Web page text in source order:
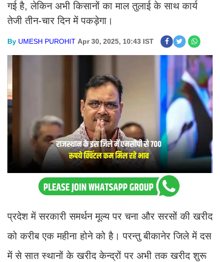
गई है, लेकिन अभी किसानों का माल तुलाई के साथ कार्य
तेजी तीन-चार दिन में पकड़ेगा।
By UMESH PUROHIT Apr 30, 2025, 10:43 IST
प्रदेश में सरकारी समर्थन मूल्य पर चना और सरसों की खरीद
को करीब एक महीना होने को है। परन्तु बीकानेर जिले में दस
में से सात स्थानों के खरीद केन्द्रों पर अभी तक खरीद शुरू